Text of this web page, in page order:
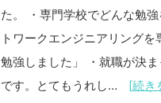
た。 ・専門学校でどんな勉
トワークエンジニアリング
勉強しました」 ・就職が決
です。とてもうれし…
[続き